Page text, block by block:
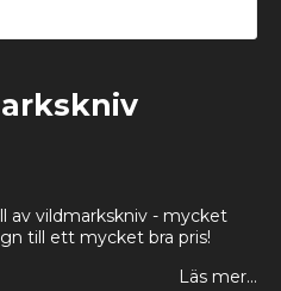
av vildmarkskniv - mycket
till ett mycket bra pris!
Läs mer...